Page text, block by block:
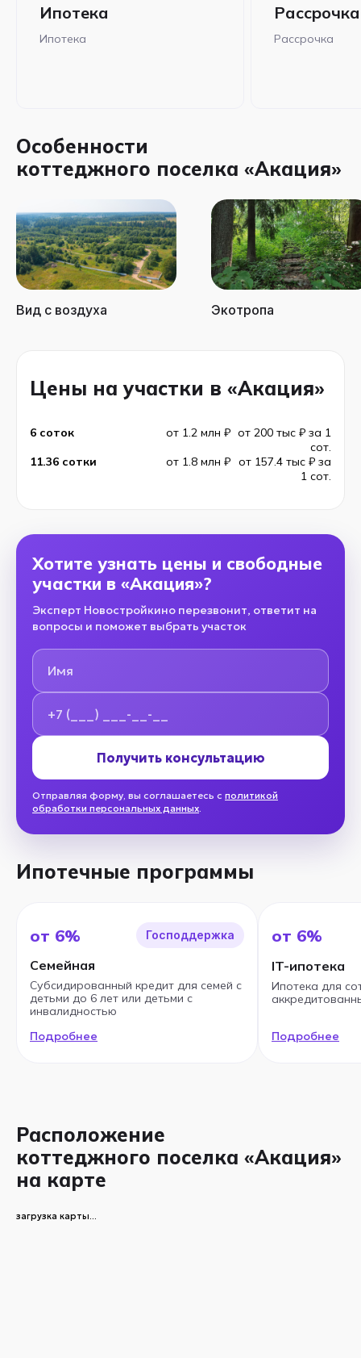
Ипотека
Ипотека
Рассрочка
Рассрочка
Особенности
коттеджного поселка «Акация»
Вид с воздуха Экотропа
Цены на участки в «Акация»
6 соток от 1.2 млн ₽ от 200 тыс ₽ за 1
сот.
11.36 сотки
от 1.8 млн ₽ от 157.4 тыс ₽ за
1 сот.
Хотите узнать цены и свободные
участки в «Акация»?
Эксперт Новостройкино перезвонит, ответит на
вопросы и поможет выбрать участок
Имя
Номер телефона
Получить консультацию
Отправляя форму, вы соглашаетесь с политикой
обработки персональных данных.
Ипотечные программы
от 6% Господдержка
Семейная
Субсидированный кредит для семей с
детьми до 6 лет или детьми с
инвалидностью
Подробнее
от 6%
IT-ипотека
Ипотека для
Подробнее
Расположение
коттеджного поселка «Акация»
на карте
загрузка карты...